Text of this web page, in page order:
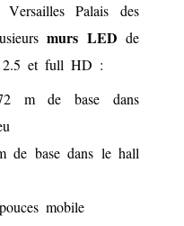
Palais des
murs LED de
2.5 et full HD :
m de base dans
de base dans le hall
mobile